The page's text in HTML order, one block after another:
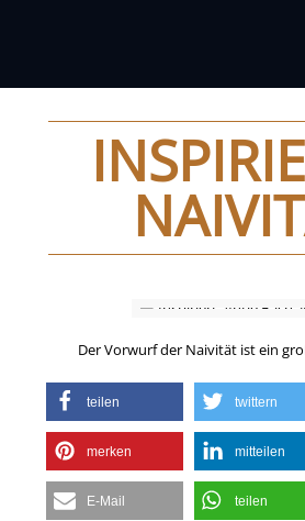
Der Vorwurf der Naivität ist ein
teilen twittern
merken mitteilen
E-Mail teilen